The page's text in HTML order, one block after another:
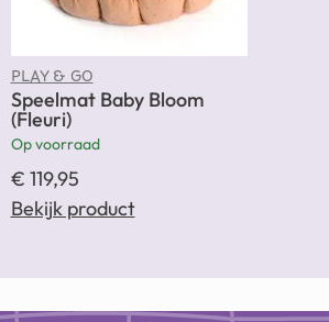
PLAY & GO
Speelmat Baby Bloom
(Fleuri)
Op voorraad
€ 119,95
Bekijk product